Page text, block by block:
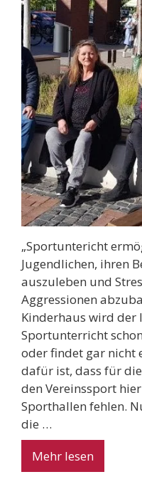
„Sportuntericht
Jugendlichen, ihren
auszuleben und
Aggressionen
Kinderhaus wird
Sportunterricht
oder findet gar nicht
dafür ist, dass für
den Vereinssport
Sporthallen fehlen.
die …
Mehr lesen